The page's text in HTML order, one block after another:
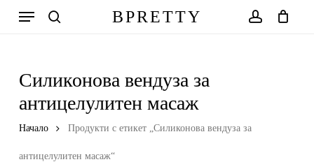
BPRETTY
Меню
Силиконова вендуза за
антицелулитен масаж
Начало Продукти с етикет „Силиконова вендуза за
антицелулитен масаж“